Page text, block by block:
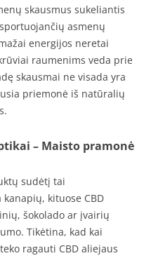
skausmus sukeliantis
asmenų
energijos neretai
raumenims veda prie
skausmai ne visada yra
priemonė iš natūralių
– Maisto pramonė
sudėtį tai
kituose CBD
šokolado ar įvairių
Tikėtina, kad kai
ragauti CBD aliejaus